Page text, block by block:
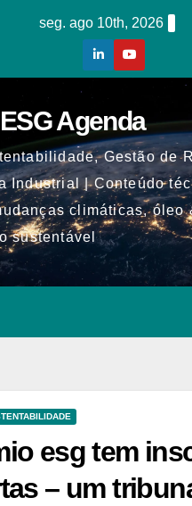
seg. ago 10th, 2026
Agenda
Gestão de
Industrial | Conteúdo
climáticas, óleo
sustentável
esg tem
– um